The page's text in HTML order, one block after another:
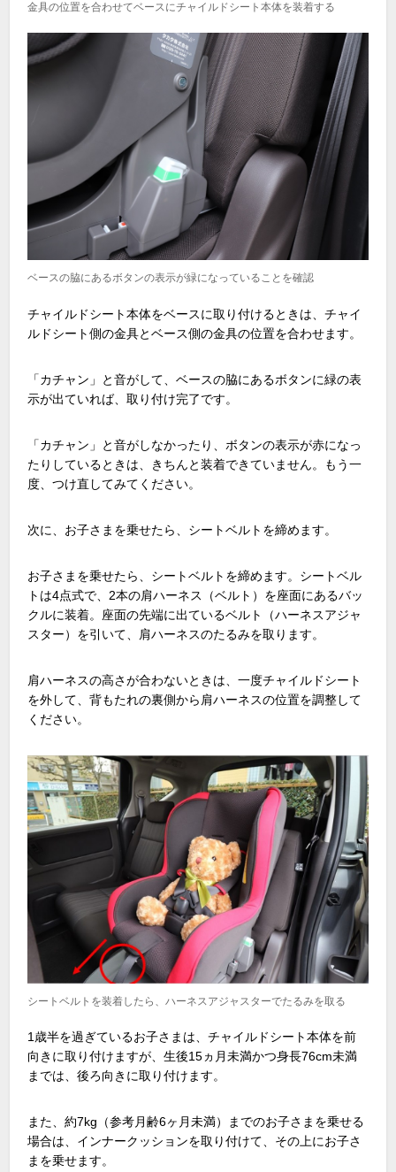
金具の位置を合わせてベースにチャイルドシート本体を装着する
ベースの脇にあるボタンの表示が緑になっていることを確認
チャイルドシート本体をベースに取り付けるときは、チャイ
ルドシート側の金具とベース側の金具の位置を合わせます。
「カチャン」と音がして、ベースの脇にあるボタンに緑の表
示が出ていれば、取り付け完了です。
「カチャン」と音がしなかったり、ボタンの表示が赤になっ
たりしているときは、きちんと装着できていません。もう一
度、つけ直してみてください。
次に、お子さまを乗せたら、シートベルトを締めます。
お子さまを乗せたら、シートベルトを締めます。シートベル
トは4点式で、2本の肩ハーネス（ベルト）を座面にあるバッ
クルに装着。座面の先端に出ているベルト（ハーネスアジャ
スター）を引いて、肩ハーネスのたるみを取ります。
肩ハーネスの高さが合わないときは、一度チャイルドシート
を外して、背もたれの裏側から肩ハーネスの位置を調整して
ください。
シートベルトを装着したら、ハーネスアジャスターでたるみを取る
1歳半を過ぎているお子さまは、チャイルドシート本体を前
向きに取り付けますが、生後15ヵ月未満かつ身長76cm未満
までは、後ろ向きに取り付けます。
また、約7kg（参考月齢6ヶ月未満）までのお子さまを乗せる
場合は、インナークッションを取り付けて、その上にお子さ
まを乗せます。